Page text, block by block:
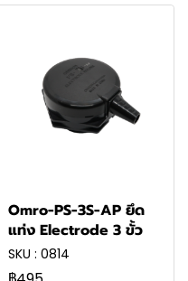
Omro-PS-3S-AP ยึด
แท่ง Electrode 3 ขั้ว
SKU : 0814